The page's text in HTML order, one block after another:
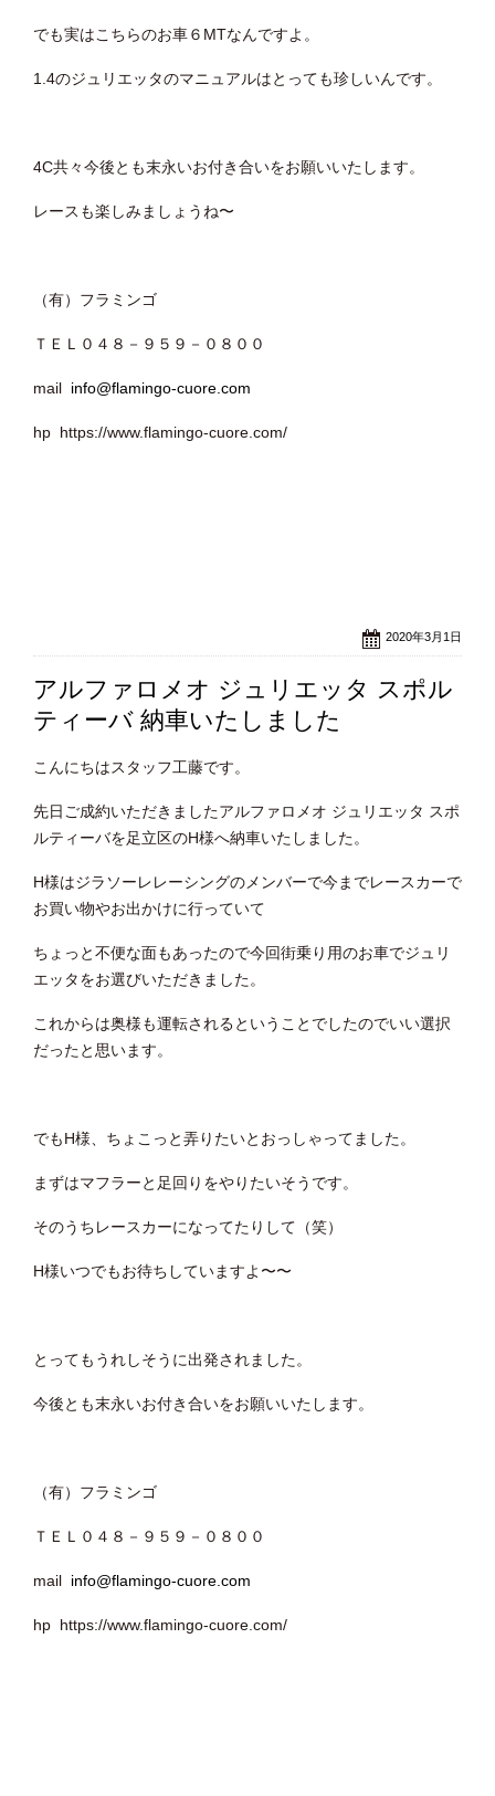
でも実はこちらのお車６MTなんですよ。
1.4のジュリエッタのマニュアルはとっても珍しいんです。
4C共々今後とも末永いお付き合いをお願いいたします。
レースも楽しみましょうね〜
（有）フラミンゴ
ＴＥＬ０４８－９５９－０８００
mail info@flamingo-cuore.com
hp https://www.flamingo-cuore.com/
2020年3月1日
アルファロメオ ジュリエッタ スポル
ティーバ 納車いたしました
こんにちはスタッフ工藤です。
先日ご成約いただきましたアルファロメオ ジュリエッタ スポ
ルティーバを足立区のH様へ納車いたしました。
H様はジラソーレレーシングのメンバーで今までレースカーで
お買い物やお出かけに行っていて
ちょっと不便な面もあったので今回街乗り用のお車でジュリ
エッタをお選びいただきました。
これからは奥様も運転されるということでしたのでいい選択
だったと思います。
でもH様、ちょこっと弄りたいとおっしゃってました。
まずはマフラーと足回りをやりたいそうです。
そのうちレースカーになってたりして（笑）
H様いつでもお待ちしていますよ〜〜
とってもうれしそうに出発されました。
今後とも末永いお付き合いをお願いいたします。
（有）フラミンゴ
ＴＥＬ０４８－９５９－０８００
mail info@flamingo-cuore.com
hp https://www.flamingo-cuore.com/